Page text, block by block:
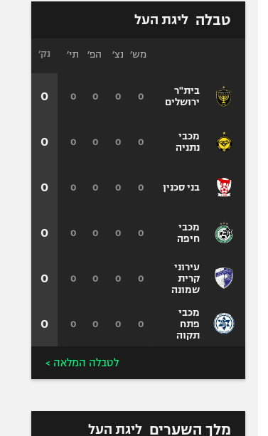
טבלה ליגת העל
בית"ר
ירושלים
מכבי
נתניה
בני סכנין
מכבי
חיפה
עירוני
קרית
שמונה
מכבי
פתח
תקוה
מש׳ נצ׳ הפ׳ תי׳
0
0
0
0
0
0
0
0
0
0
0
0
0
0
0
0
0
0
0
0
0
0
0
0
נק׳
0
0
0
0
0
0
לטבלה המלאה >
מלך השערים ליגת העל